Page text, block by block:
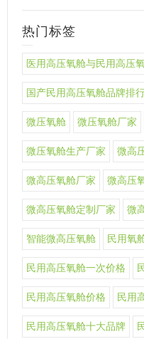
热门标签
医用高压氧舱与民用高压
国产民用高压氧舱品牌排
微压氧舱 微压氧舱厂家
微压氧舱生产厂家 微高
微高压氧舱厂家 微高压
微高压氧舱定制厂家 微
智能微高压氧舱 民用氧
民用高压氧舱一次价格
民用高压氧舱价格 民用
民用高压氧舱十大品牌